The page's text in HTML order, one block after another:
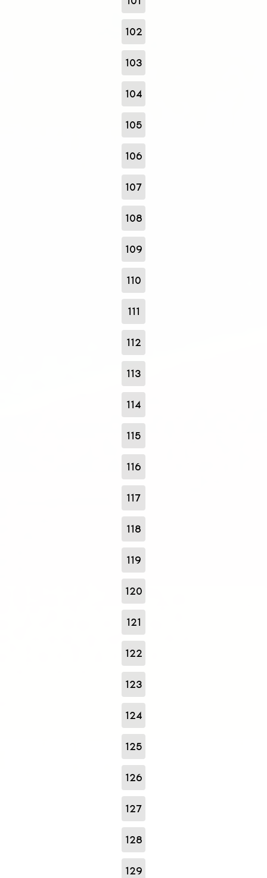
102
103
104
105
106
107
108
109
110
111
112
113
114
115
116
117
118
119
120
121
122
123
124
125
126
127
128
129